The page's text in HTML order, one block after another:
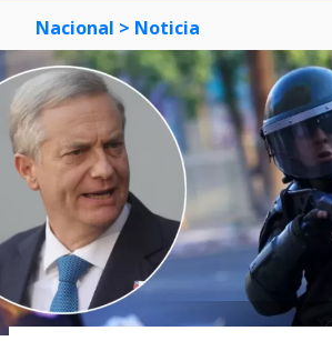
Nacional > Noticia